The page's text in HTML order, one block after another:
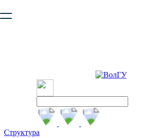
безопасную работу с сайтом. Пожалуйста
Структура